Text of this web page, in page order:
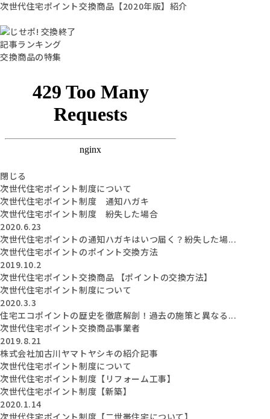
次世代住宅ポイント交換商品【2020年版】紹介
記事ランキング
交換商品の特集
閉じる
次世代住宅ポイント制度について
次世代住宅ポイント制度 通知ハガキ
次世代住宅ポイント制度 紛失した場合
2020.6.23
次世代住宅ポイントの通知ハガキはいつ届く？紛失した場...
次世代住宅ポイントのポイント交換方法
2019.10.2
次世代住宅ポイント交換商品 【ポイントの交換方法】
次世代住宅ポイント制度について
2020.3.3
住宅エコポイントの歴史を徹底解剖！過去の施策と異なる...
次世代住宅ポイント交換商品事業者
2019.8.21
株式会社加古川ヤマトヤシキの紹介記事
次世代住宅ポイント制度について
次世代住宅ポイント制度【リフォーム工事】
次世代住宅ポイント制度【新築】
2020.1.14
次世代住宅ポイント制度【二世帯住宅について】